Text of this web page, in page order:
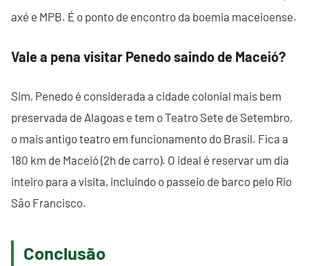
axé e MPB. É o ponto de encontro da boemia maceioense.
Vale a pena visitar Penedo saindo de Maceió?
Sim, Penedo é considerada a cidade colonial mais bem
preservada de Alagoas e tem o Teatro Sete de Setembro,
o mais antigo teatro em funcionamento do Brasil. Fica a
180 km de Maceió (2h de carro). O ideal é reservar um dia
inteiro para a visita, incluindo o passeio de barco pelo Rio
São Francisco.
Conclusão